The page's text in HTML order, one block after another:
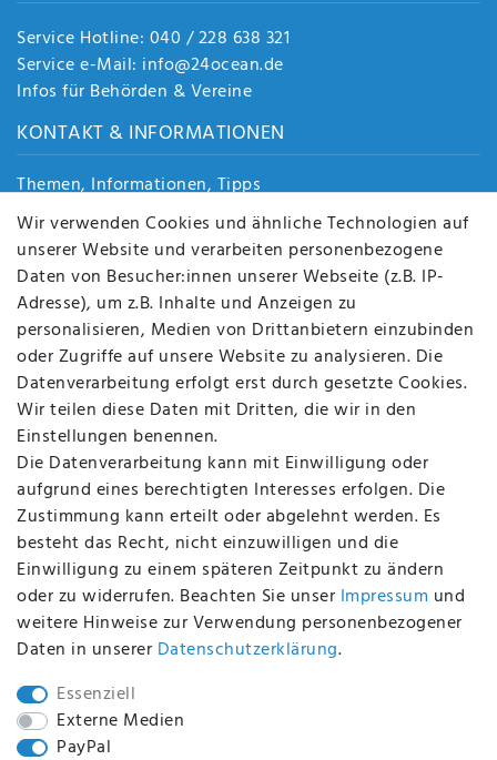
Service Hotline: 040 / 228 638 321
Service e-Mail: info@24ocean.de
Infos für Behörden & Vereine
KONTAKT & INFORMATIONEN
Themen, Informationen, Tipps
Jobs
Über uns
Kontakt
Datenschutz
AGB
FAQ
Batterieentsorgung
Altölverordnung
Impressum
BEQUEM UND SICHER BEZAHLEN MIT
BEI UNS SIND SIE SICHER!
Wir verwenden Cookies und ähnliche Technologien auf
unserer Website und verarbeiten personenbezogene
Daten von Besucher:innen unserer Webseite (z.B. IP-
Adresse), um z.B. Inhalte und Anzeigen zu
personalisieren, Medien von Drittanbietern einzubinden
oder Zugriffe auf unsere Website zu analysieren. Die
Datenverarbeitung erfolgt erst durch gesetzte Cookies.
Wir teilen diese Daten mit Dritten, die wir in den
Einstellungen benennen.
Die Datenverarbeitung kann mit Einwilligung oder
aufgrund eines berechtigten Interesses erfolgen. Die
Zustimmung kann erteilt oder abgelehnt werden. Es
besteht das Recht, nicht einzuwilligen und die
Einwilligung zu einem späteren Zeitpunkt zu ändern
oder zu widerrufen. Beachten Sie unser Impressum und
weitere Hinweise zur Verwendung personenbezogener
Daten in unserer Daten­schutz­erklärung.
Essenziell
Externe Medien
PayPal